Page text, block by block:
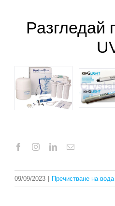
Разгледай
09/09/2023 Пречистване на вода